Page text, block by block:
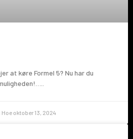
at køre Formel 5? Nu har du
Hoe oktober 13, 2024